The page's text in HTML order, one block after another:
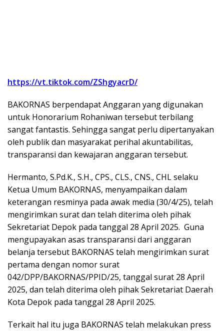
https://vt.tiktok.com/ZShgyacrD/
BAKORNAS berpendapat Anggaran yang digunakan
untuk Honorarium Rohaniwan tersebut terbilang
sangat fantastis. Sehingga sangat perlu dipertanyakan
oleh publik dan masyarakat perihal akuntabilitas,
transparansi dan kewajaran anggaran tersebut.
Hermanto, S.Pd.K., S.H., CPS., CLS., CNS., CHL selaku
Ketua Umum BAKORNAS, menyampaikan dalam
keterangan resminya pada awak media (30/4/25), telah
mengirimkan surat dan telah diterima oleh pihak
Sekretariat Depok pada tanggal 28 April 2025. Guna
mengupayakan asas transparansi dari anggaran
belanja tersebut BAKORNAS telah mengirimkan surat
pertama dengan nomor surat
042/DPP/BAKORNAS/PPID/25, tanggal surat 28 April
2025, dan telah diterima oleh pihak Sekretariat Daerah
Kota Depok pada tanggal 28 April 2025.
Terkait hal itu juga BAKORNAS telah melakukan press